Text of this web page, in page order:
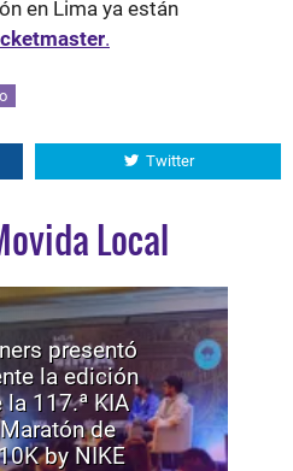
en Lima ya están
.
Twitter
Local
presentó
la edición
117.ª KIA
de
by NIKE